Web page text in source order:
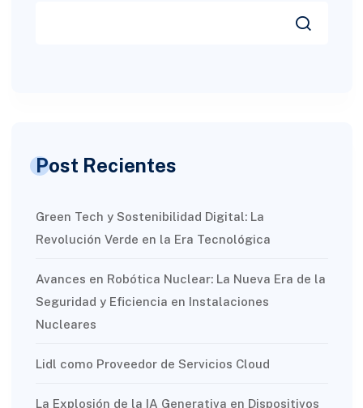
Post Recientes
Green Tech y Sostenibilidad Digital: La
Revolución Verde en la Era Tecnológica
Avances en Robótica Nuclear: La Nueva Era de la
Seguridad y Eficiencia en Instalaciones
Nucleares
Lidl como Proveedor de Servicios Cloud
La Explosión de la IA Generativa en Dispositivos